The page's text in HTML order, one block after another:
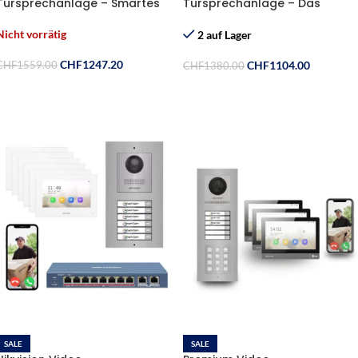
RFIDvorrätig
1559.00 CHF1247.20
Design
2 auf Lager
CHF1380.00 CHF1104.00
SALE SALE